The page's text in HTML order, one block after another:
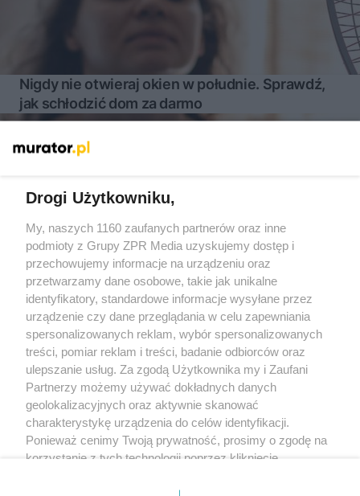
Nigdy nie otwieraj okien w południe. Sprawdź,
jak schłodzić dom za darmo
Żaden utwór zamieszczony w serwisie nie może być powielany i
rozpowszechniany lub dalej rozpowszechniany w jakikolwiek sposób
(w tym także elektroniczny lub mechaniczny) na jakimkolwiek polu
eksploatacji w jakiejkolwiek formie, włącznie z umieszczaniem w
Internecie bez pisemnej zgody właściciela praw. Jakiekolwiek użycie
lub wykorzystanie utworów w całości lub w części z naruszeniem
prawa, tzn. bez właściwej zgody, jest zabronione pod groźbą kary i
może być ścigane prawnie.
Drogi Użytkowniku,
My, naszych 1160 zaufanych partnerów oraz inne
podmioty z Grupy ZPR Media uzyskujemy dostęp i
przechowujemy informacje na urządzeniu oraz
przetwarzamy dane osobowe, takie jak unikalne
identyfikatory, standardowe informacje wysyłane przez
urządzenie czy dane przeglądania w celu zapewniania
spersonalizowanych reklam, wybór spersonalizowanych
treści, pomiar reklam i treści, badanie odbiorców oraz
ulepszanie usług. Za zgodą Użytkownika my i Zaufani
Partnerzy możemy używać dokładnych danych
geolokalizacyjnych oraz aktywnie skanować
charakterystykę urządzenia do celów identyfikacji.
Ponieważ cenimy Twoją prywatność, prosimy o zgodę na
korzystanie z tych technologii poprzez kliknięcie
zmienić/wycofać klikając przycisk ustawień prywatności